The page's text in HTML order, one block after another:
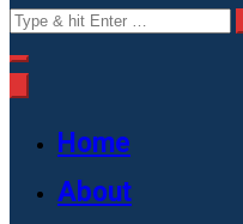
Search
for:
Home
About